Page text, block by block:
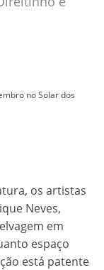
no Solar dos
os artistas
Neves,
em
espaço
está patente